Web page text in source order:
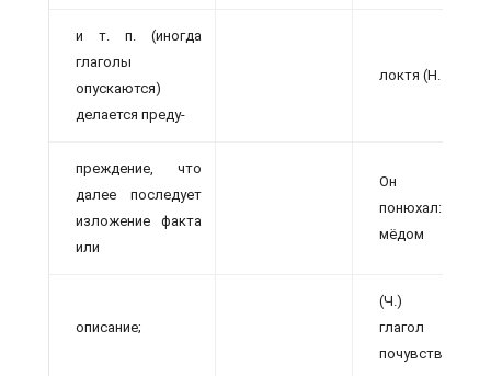
и т. п. (иногда
глаголы
опускаются)
делается преду-
локтя (Н. Остр.).
преждение, что
далее последует
изложение факта
или
Он
понюхал:
мёдом
описание;
(Ч.)
глагол
почувствовал).